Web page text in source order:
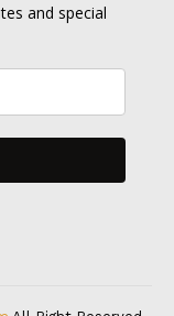
and special